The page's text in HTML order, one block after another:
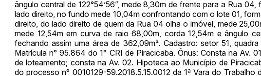
ângulo central de 122°54’56”, mede 8,30m de frente para a Rua
lado direito, no fundo mede 10,04m confrontando com o lote 01,
direito, do lado direito de quem da Rua 04 olha o imóvel, mede
mede 12,54m em curva de raio 68,00m, corda 12,54m e ângulo
fechando assim uma área de 362,09m². Cadastro: setor 51,
Matrícula n° 95.864 do 1° CRI de Piracicaba. Ônus: Consta na Av.
de loteamento; consta na Av. 02. Hipoteca ao Município de
do processo n° 0010129-59.2018.5.15.0012 da 1ª Vara do
Envie sua Proposta